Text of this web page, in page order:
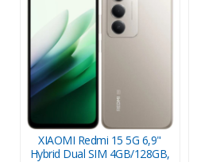
XIAOMI Redmi 15 5G 6,9"
Hybrid Dual SIM 4GB/128GB,